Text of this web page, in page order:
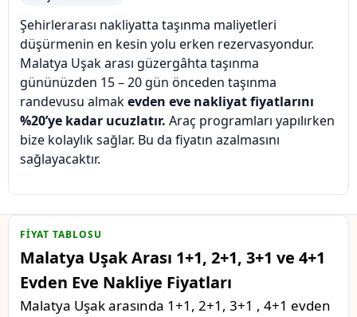
Şehirlerarası nakliyatta taşınma maliyetleri
düşürmenin en kesin yolu erken rezervasyondur.
Malatya Uşak arası güzergâhta taşınma
gününüzden 15 – 20 gün önceden taşınma
randevusu almakevden eve nakliyat fiyatlarını
%20’ye kadar ucuzlatır. Araç programları yapılırken
bize kolaylık sağlar. Bu da fiyatın azalmasını
sağlayacaktır.
FIYAT TABLOSU
Malatya Uşak Arası 1+1, 2+1, 3+1 ve 4+1
Evden Eve Nakliye Fiyatları
Malatya Uşak arasında 1+1, 2+1, 3+1 , 4+1 evden